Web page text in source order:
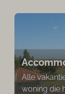
Alle
woning die